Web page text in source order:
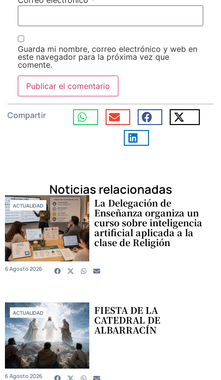
Guarda mi nombre, correo electrónico y web en
este navegador para la próxima vez que
comente.
Compartir
Noticias relacionadas
ACTUALIDAD La Delegación de
Enseñanza organiza un
curso sobre inteligencia
artificial aplicada a la
clase de Religión
6 Agosto 2026
ACTUALIDAD FIESTA DE LA
CATEDRAL DE
ALBARRACÍN
6 Agosto 2026